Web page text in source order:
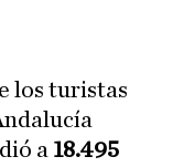
los turistas
a 18.495